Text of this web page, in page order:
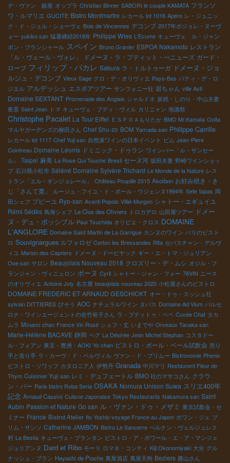
デ・ヴァン 銀座 オップラ Christian Binner SABORI le couple KAMATA フランソ
ワ・ルマリエ GUCITE Bistro Montmartre レカール lot 1016 Apéro レ・ジュニッ
ク・ド・ジュル・ショーヴェ Bois de Vincennes デコンブ 2017年ボジョレ・ヌーヴ
ォー yukiko san 猛暑継続2018年 Philippe Wies L'Ecume キューヴェ ル・ジャン
ボン・ブランシャール スペイン Bruno Granier ESPOA Nakamoto レストラン
「ル・ヴェール・ヴォレ」
ドメーヌ・ラ・プティット・べニューズ ガード・
ローブ フィリップ・パカレ Sakura ラ・トルトゥーガ ドメーヌ・ジョ
ルジュ・デコンブ Vieux Sage クロ・デ・オリヴィエ Pays-Bas パティ・デ・ロ
ジエル アルデッシュ エスポアツアー サンフォニー社 岩ちゃん ville Asti
Domaine SEXTANT Promenade des Anglais シャルドネ 炭焼・しのり・中山夫妻
夜景 Saint Jean トマ キューヴェ・ブディ・ヴィル カリニャン 地酒祭
Christophe Pacalet La Tour Eiffel ＥＳＰＯＡもりたか BMO Mr.Kamata Ooita
マルヤガーデンズの柳田さん Chef Shu-zo BOM Yamada san Philippe Carrille
レカール lot 1117 Chef Yuji san 自然派ワインの日本イベント ビム Jean-Piere
Cointreau Domaine Léonis ドミニック・ドゥラン ワインバー「ル・サンセー
ル」
Taipei 麻美 La Rose Qui Touche Bresil セーヌ河 坂田夫妻 野崎ワインショッ
プ 石川県小松市 Séléné Domaine Sylvère Trichard Le Monde de la Nature レス
トラン「エル・ギンジョレール」
Château Poupille 2015 Akoibon お好み焼き・き
じ「さんて寛」
ルージュ・フイユ・ド・ポール・ウジェンヌ1994年 Sete tapas 岡
田シェフ プピーユ Ryo-san Avanti Popolo Villié-Morgon シャトー・エギュイユ
Rémi Sédès 鳥海シェフ Le Clos des Oliviers トロカデロ 山田屋ツアー ドメー
ヌ・デュ・ポッシブル Paul Tsuchida オリビエ・クロス DOMAINE
L'ANGLORE Domaine Saint Martin de La Garrigue カンヌのワイン パリのビスト
ロ Souvignargues ルフォロゼ Corton les Bressandes Rita セバスチャン・デルヴ
ィユ Marion des Capriers ドメーヌ・ドーピヤック ギー・エ・トマ・ジュリアン
Ooe san サロン Beaujolais Nouveau 2018 クロズリー・デ・ムシ オジル・フ
ランジャン・ヴィニュロン ボーヌ Cyril シャトー・ジャン・フォー 76VIN ニース
のオリヴィエ Antoine Joly 名古屋 beaujolais nouveau 2020 小松屋さんのビストロ
DOMAINE FREDERIC ET ARNAUD GESCHICKT オー・ドゥ・スッシュ社
sylvain DITTIERES びそう AOC ナチュラルワイン タパス Domaine Ad Vium バルセ
ロナ・ワインエージェントの佐竹裕子さん ラ・プティトゥ・ペペ Cuvée Chat タカ
ムラ Minami chan France Vin Rosé シェフ・丈 いまでや Orveaux Tanaka san
Marie-Hélène BACAVE 静岡 ペグ La Désirée Jean Michel Stephan コスタドー
ル・フォアン 東京・豊洲・AOKI Yo chan ビストロ・ポール・ベール試飲会 売り
手と造り手 ラ・カーヴ・ド・ベルヴィル ヴァン・ド・プリムー Bistronomie Phenix
ビストロ・ソワッフ カタロニア人 伊勢丹 Granada 中川マリ Restaurent Fleur de
Thym Cuisinier Yuji san レミ・デュフェートル BMO 社のマサコさん クラウ
ン・バー Paris bistro Roba Seria OSAKA Nomura Unison Suwa スリエ400年
記念 Arnaud Cassini Cuiisne Japonaise Tokyo Restaurants Nakamura san Saint
Aubin Passion et Nature Go san ル・ヴァン・ドゥ・メザミ 東京試飲会・セ
ミナー France Bistrot Atelier Ito Yoshio voyage France au Japon ポワン・ジェ プ
リム・サンソ Catherine JAMBON Bistro Le Sancerre ぺルナン・ヴェルジュレス
村 La Bestia キューヴェ・プランタン ビストロ・ア・ボワール・エ・ア・マンジェ
ジュリアンヌ Dard et Ribo モーリ ロマネ・コンティ Kiji Okonomiyaki 大分 グル
ナッシュ・ブラン Hayashi de Pioche 萬屋酒店 萬屋天狗 Beziers 勝山さん